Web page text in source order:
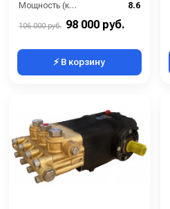
Мощность (кВт):
8.6
106 000 руб. 98 000 руб.
⚡ В корзину